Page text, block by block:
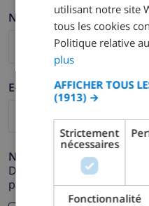
Nom de famille *
E-mail *
Numéro de téléphone *
Dans le cas où votre
pas correctement.
utilisant notre site
tous les cookies
Politique relative
plus
AFFICHER TOUS
(1913) →
Strictement
nécessaires
Fonctionnalité